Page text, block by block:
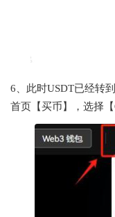
6、此时USDT已经转
首页【买币】，选择【